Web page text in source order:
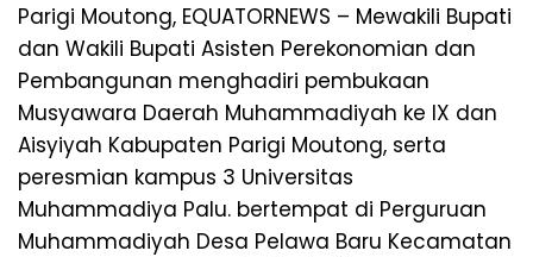
Parigi Moutong, EQUATORNEWS – Mewakili Bupati
dan Wakili Bupati Asisten Perekonomian dan
Pembangunan menghadiri pembukaan
Musyawara Daerah Muhammadiyah ke IX dan
Aisyiyah Kabupaten Parigi Moutong, serta
peresmian kampus 3 Universitas
Muhammadiya Palu. bertempat di Perguruan
Muhammadiyah Desa Pelawa Baru Kecamatan